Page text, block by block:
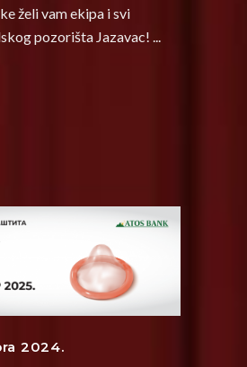
želi vam ekipa i svi
pozorišta Jazavac!
2024.